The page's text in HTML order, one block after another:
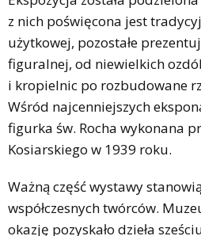
z nich poświęcona jest
użytkowej, pozostałe
figuralnej, od niewielkich
i kropielnic po rozbudowane
Wśród najcenniejszych
figurka św. Rocha wykonana
Kosiarskiego w 1939 roku.
Ważną część wystawy
współczesnych twórców.
okazję pozyskało dzieła